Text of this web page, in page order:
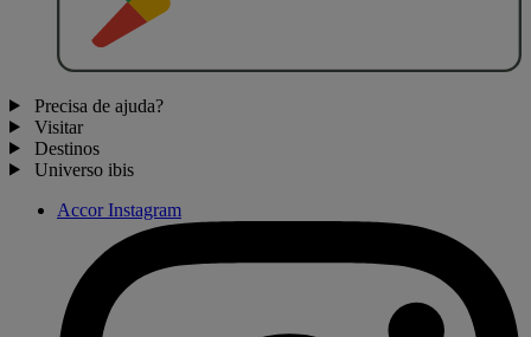
Precisa de ajuda?
Visitar
Destinos
Universo ibis
Accor Instagram